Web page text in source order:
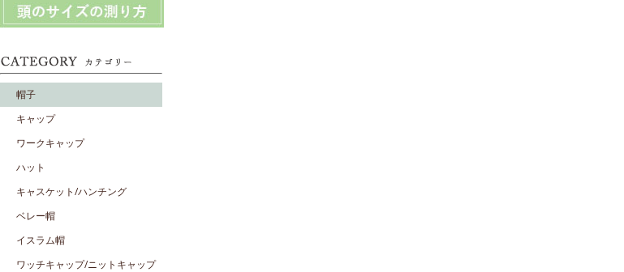
帽子
キャップ
ワークキャップ
ハット
キャスケット/ハンチング
ベレー帽
イスラム帽
ワッチキャップ/ニットキャップ